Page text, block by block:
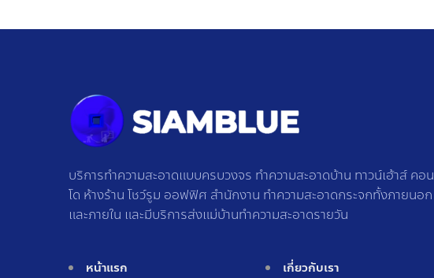
บริการทำความสะอาดแบบครบวงจร ทำความสะอาดบ้าน ทาวน์เฮ้าส์ คอน
โด ห้างร้าน โชว์รูม ออฟฟิศ สำนักงาน ทำความสะอาดกระจกทั้งภายนอก
และภายใน และมีบริการส่งแม่บ้านทำความสะอาดรายวัน
หน้าแรก
เกี่ยวกับเรา